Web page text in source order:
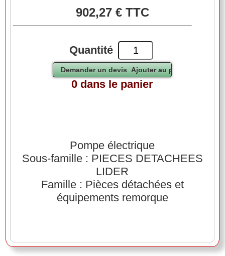
902,27 € TTC
Quantité
0 dans le panier
Pompe électrique
Sous-famille : PIECES DETACHEES
LIDER
Famille : Pièces détachées et
équipements remorque